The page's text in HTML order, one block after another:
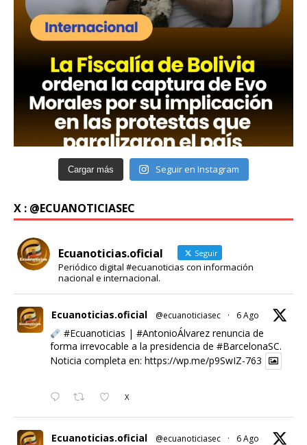
Cargar más Seguir en Instagram
X : @ECUANOTICIASEC
Ecuanoticias.oficial Seguir
Periódico digital #ecuanoticias con información
nacional e internacional.
Ecuanoticias.oficial @ecuanoticiasec · 6 Ago
#Ecuanoticias | #AntonioÁlvarezrenuncia de
forma irrevocable a la presidencia de #BarcelonaSC.
Noticia completa en: https://wp.me/p9SwIZ-763
X
Ecuanoticias.oficial @ecuanoticiasec · 6 Ago